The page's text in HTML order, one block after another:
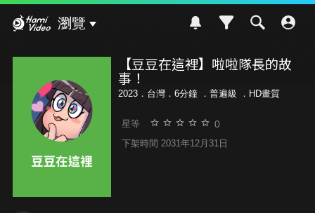
瀏覽
【豆豆在這裡】啦啦隊長的故
事！
2023．台灣．6分鐘 ． 普遍級 ．HD畫質
星等 0
下架時間 2031年12月31日